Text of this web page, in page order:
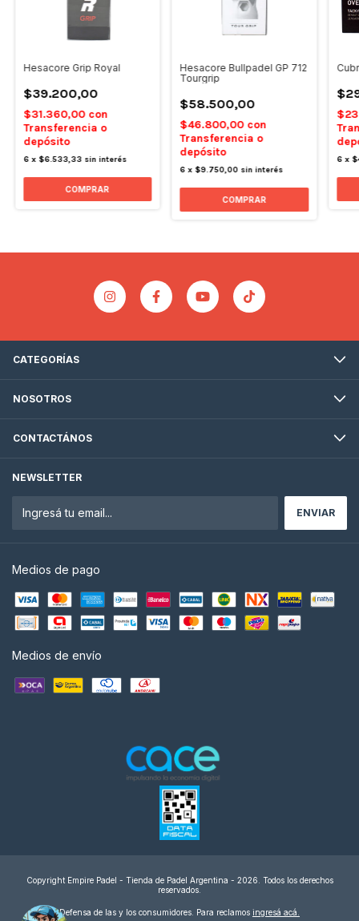
Hesacore Grip Royal
$39.200,00
$31.360,00 con
Transferencia o
depósito
6 x $6.533,33 sin interés
Hesacore Bullpadel GP 712
Tourgrip
$58.500,00
$46.800,00 con
Transferencia o
depósito
6 x$9.750,00 sin interés
6 x
CATEGORÍAS
NOSOTROS
CONTACTÁNOS
NEWSLETTER
Medios de pago
Medios de envío
Copyright Empire Padel - Tienda de Padel Argentina - 2026. Todos los derechos
reservados.
Defensa de las y los consumidores. Para reclamos ingresá acá.